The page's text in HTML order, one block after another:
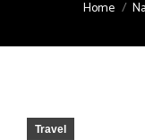
Home
Travel